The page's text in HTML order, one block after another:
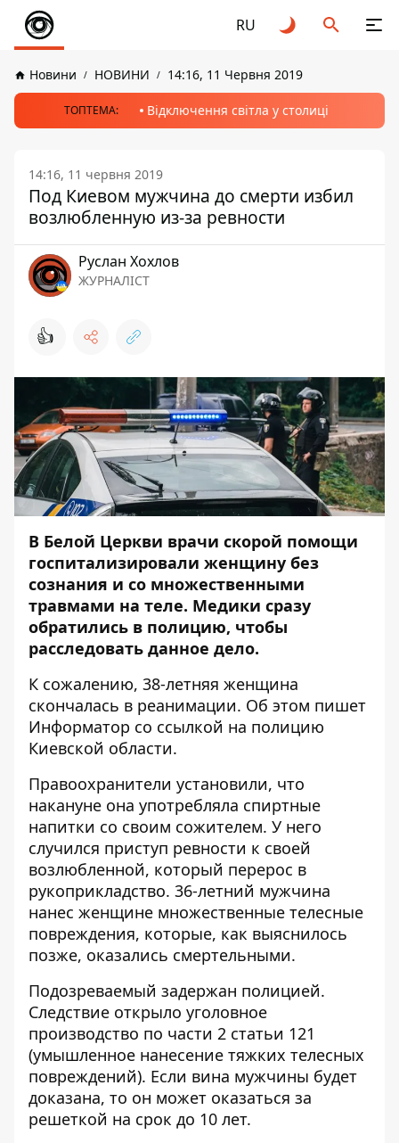
RU
Новини НОВИНИ 14:16, 11 Червня 2019
ТОПТЕМА: Відключення світла у столиці
14:16, 11 червня 2019
Под Киевом мужчина до смерти избил
возлюбленную из-за ревности
Руслан Хохлов
ЖУРНАЛІСТ
👍
В Белой Церкви врачи скорой помощи
госпитализировали женщину без
сознания и со множественными
травмами на теле. Медики сразу
обратились в полицию, чтобы
расследовать данное дело.
К сожалению, 38-летняя женщина
скончалась в реанимации. Об этом пишет
Информатор со ссылкой на полицию
Киевской области.
Правоохранители установили, что
накануне она употребляла спиртные
напитки со своим сожителем. У него
случился приступ ревности к своей
возлюбленной, который перерос в
рукоприкладство. 36-летний мужчина
нанес женщине множественные телесные
повреждения, которые, как выяснилось
позже, оказались смертельными.
Подозреваемый задержан полицией.
Следствие открыло уголовное
производство по части 2 статьи 121
(умышленное нанесение тяжких телесных
повреждений). Если вина мужчины будет
доказана, то он может оказаться за
решеткой на срок до 10 лет.